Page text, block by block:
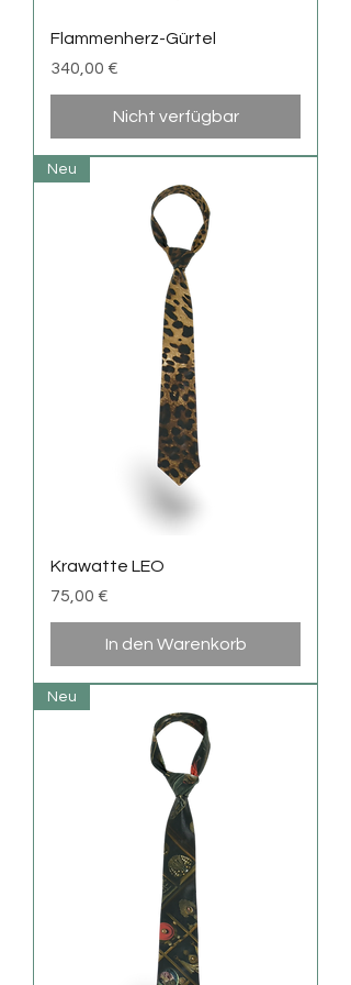
Flammenherz-Gürtel
Preis
340,00 €
Nicht verfügbar
Neu
Krawatte LEO
Preis
75,00 €
In den Warenkorb
Neu